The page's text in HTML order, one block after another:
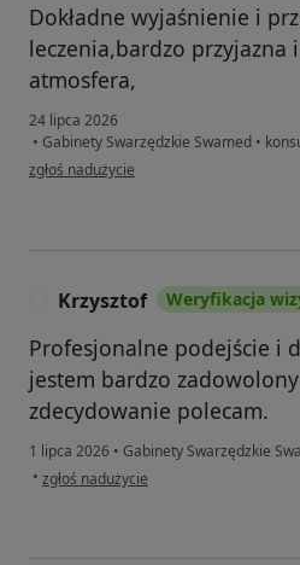
Dokładne wyjaśnienie i
leczenia,bardzo przyjazna
atmosfera,
24 lipca 2026
• Gabinety Swarzędzkie Swamed •
w opinii użytkownika Andrzej
zgłoś nadużycie
Krzysztof Weryfikacja
Profesjonalne podejście i
jestem bardzo
zdecydowanie polecam.
1 lipca 2026 • Gabinety Swarzędzkie
• w opinii użytkownika Krzysztof
zgłoś nadużycie